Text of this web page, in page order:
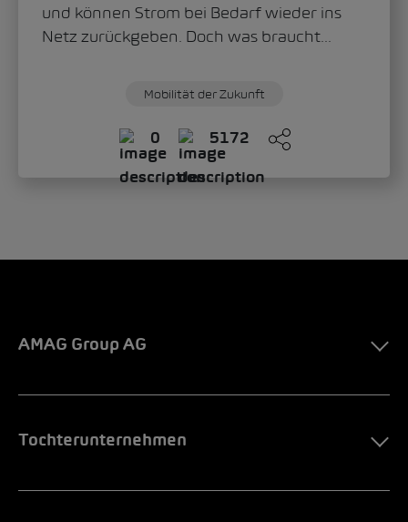
AMAG Group AG
Tochterunternehmen